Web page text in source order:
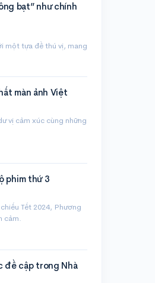
bạt” như chính
một tựa đề thú vị, mang
màn ảnh Việt
vị cảm xúc cùng những
phim thứ 3
Tết 2024, Phương
cảm.
đề cập trong Nhà